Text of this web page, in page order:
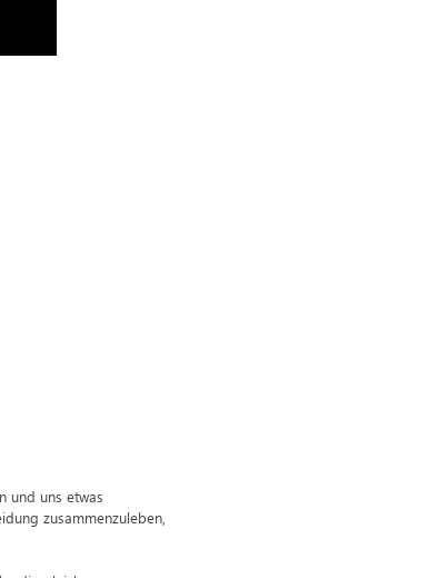
und uns etwas
zusammenzuleben,